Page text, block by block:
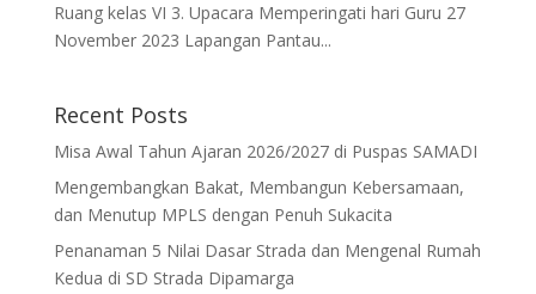
Ruang kelas VI 3. Upacara Memperingati hari Guru 27
November 2023 Lapangan Pantau...
Recent Posts
Misa Awal Tahun Ajaran 2026/2027 di Puspas SAMADI
Mengembangkan Bakat, Membangun Kebersamaan,
dan Menutup MPLS dengan Penuh Sukacita
Penanaman 5 Nilai Dasar Strada dan Mengenal Rumah
Kedua di SD Strada Dipamarga